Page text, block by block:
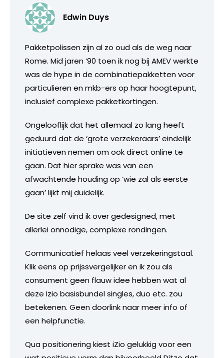
Edwin Duys
Pakketpolissen zijn al zo oud als de weg naar
Rome. Mid jaren ’90 toen ik nog bij AMEV werkte
was de hype in de combinatiepakketten voor
particulieren en mkb-ers op haar hoogtepunt,
inclusief complexe pakketkortingen.
Ongelooflijk dat het allemaal zo lang heeft
geduurd dat de ‘grote verzekeraars’ eindelijk
initiatieven nemen om ook direct online te
gaan. Dat hier sprake was van een
afwachtende houding op ‘wie zal als eerste
gaan’ lijkt mij duidelijk.
De site zelf vind ik over gedesigned, met
allerlei onnodige, complexe rondingen.
Communicatief helaas veel verzekeringstaal.
Klik eens op prijssvergelijker en ik zou als
consument geen flauw idee hebben wat al
deze Izio basisbundel singles, duo etc. zou
betekenen. Geen doorlink naar meer info of
een helpfunctie.
Qua positionering kiest iZio gelukkig voor een